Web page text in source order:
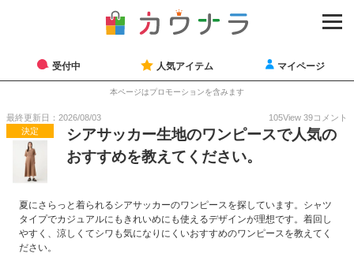
受付中 人気アイテム マイページ
本ページはプロモーションを含みます
最終更新日：2026/08/03 105View 39コメント
決定
シアサッカー生地のワンピースで人気の
おすすめを教えてください。
夏にさらっと着られるシアサッカーのワンピースを探しています。シャツ
タイプでカジュアルにもきれいめにも使えるデザインが理想です。着回し
やすく、涼しくてシワも気になりにくいおすすめのワンピースを教えてく
ださい。